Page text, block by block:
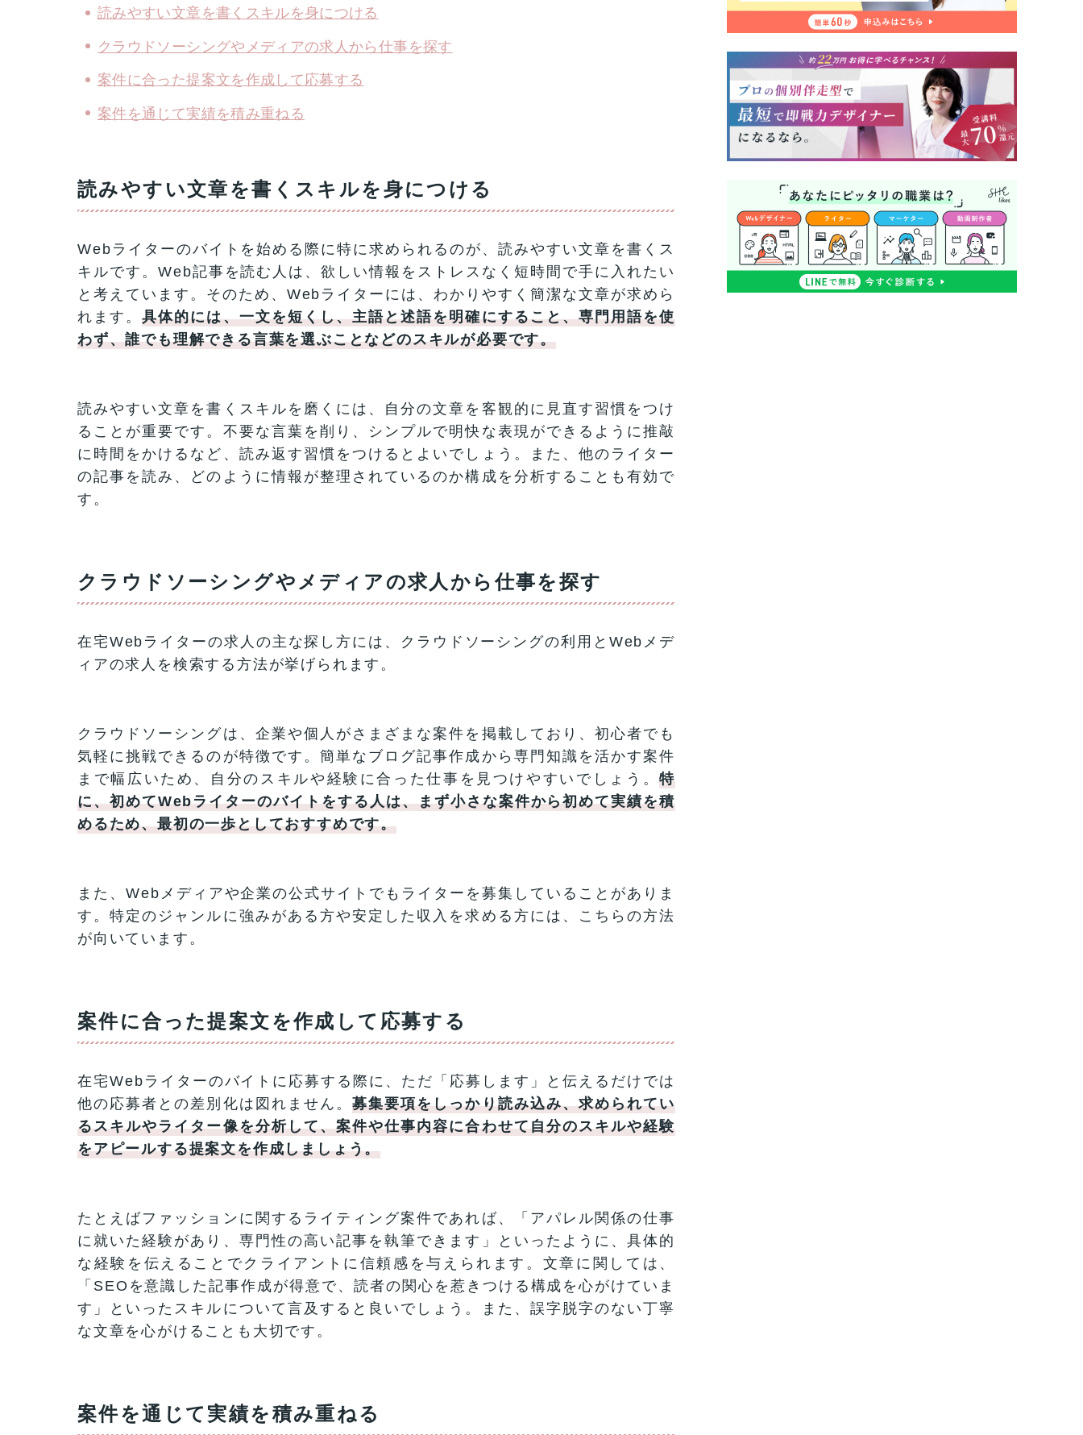
読みやすい文章を書くスキルを身につける
クラウドソーシングやメディアの求人から仕事を探す
案件に合った提案文を作成して応募する
案件を通じて実績を積み重ねる
読みやすい文章を書くスキルを身につける
Webライターのバイトを始める際に特に求められるのが、読みやすい文章を書くス
キルです。Web記事を読む人は、欲しい情報をストレスなく短時間で手に入れたい
と考えています。そのため、Webライターには、わかりやすく簡潔な文章が求めら
れます。具体的には、一文を短くし、主語と述語を明確にすること、専門用語を使
わず、誰でも理解できる言葉を選ぶことなどのスキルが必要です。
読みやすい文章を書くスキルを磨くには、自分の文章を客観的に見直す習慣をつけ
ることが重要です。不要な言葉を削り、シンプルで明快な表現ができるように推敲
に時間をかけるなど、読み返す習慣をつけるとよいでしょう。また、他のライター
の記事を読み、どのように情報が整理されているのか構成を分析することも有効で
す。
クラウドソーシングやメディアの求人から仕事を探す
在宅Webライターの求人の主な探し方には、クラウドソーシングの利用とWebメデ
ィアの求人を検索する方法が挙げられます。
クラウドソーシングは、企業や個人がさまざまな案件を掲載しており、初心者でも
気軽に挑戦できるのが特徴です。簡単なブログ記事作成から専門知識を活かす案件
まで幅広いため、自分のスキルや経験に合った仕事を見つけやすいでしょう。特
に、初めてWebライターのバイトをする人は、まず小さな案件から初めて実績を積
めるため、最初の一歩としておすすめです。
また、Webメディアや企業の公式サイトでもライターを募集していることがありま
す。特定のジャンルに強みがある方や安定した収入を求める方には、こちらの方法
が向いています。
案件に合った提案文を作成して応募する
在宅Webライターのバイトに応募する際に、ただ「応募します」と伝えるだけでは
他の応募者との差別化は図れません。募集要項をしっかり読み込み、求められてい
るスキルやライター像を分析して、案件や仕事内容に合わせて自分のスキルや経験
をアピールする提案文を作成しましょう。
たとえばファッションに関するライティング案件であれば、「アパレル関係の仕事
に就いた経験があり、専門性の高い記事を執筆できます」といったように、具体的
な経験を伝えることでクライアントに信頼感を与えられます。文章に関しては、
「SEOを意識した記事作成が得意で、読者の関心を惹きつける構成を心がけていま
す」といったスキルについて言及すると良いでしょう。また、誤字脱字のない丁寧
な文章を心がけることも大切です。
案件を通じて実績を積み重ねる